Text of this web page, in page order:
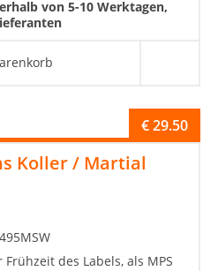
von 5-10 Werktagen,
Koller / Martial
€29.50
des Labels, als MPS